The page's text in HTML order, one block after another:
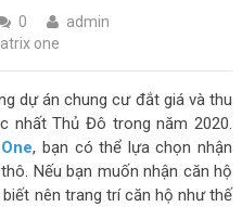
0
admin
one
dự án chung cư đắt giá và thu
nhất Thủ Đô trong năm 2020.
, bạn có thể lựa chọn nhận
Nếu bạn muốn nhận căn hộ
nên trang trí căn hộ như thế